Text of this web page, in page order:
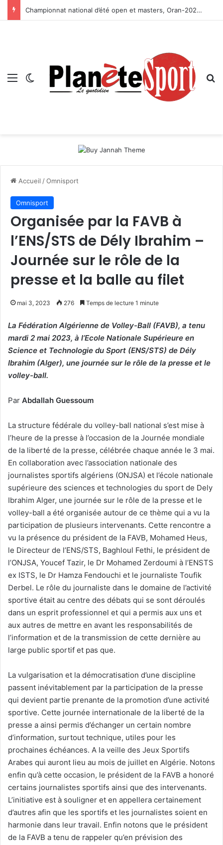
Championnat national d’été open et masters, Oran-2026 — Le CRB s’adjuge le titre
Menu Switch skin
Accueil /Omnisport
Omnisport
Organisée par la FAVB à
l’ENS/STS de Dély Ibrahim –
Journée sur le rôle de la
presse et la balle au filet
mai 3, 2023 276 Temps de lecture 1 minute
La Fédération Algérienne de Volley-Ball (FAVB), a tenu
mardi 2 mai 2023, à l’Ecole Nationale Supérieure en
Science et Technologie du Sport (ENS/STS) de Dély
Ibrahim (Alger), une journée sur le rôle de la presse et le
volley-ball.
Par Abdallah Guessoum
La structure fédérale du volley-ball national s’est mise à
l’heure de la presse à l’occasion de la Journée mondiale
de la liberté de la presse, célébrée chaque année le 3 mai.
En collaboration avec l’association nationale des
journalistes sportifs algériens (ONJSA) et l’école nationale
supérieure des sciences et technologies du sport de Dely
Ibrahim Alger, une journée sur le rôle de la presse et le
volley-ball a été organisée autour de ce thème qui a vu la
participation de plusieurs intervenants. Cette rencontre a
vu la présence du président de la FAVB, Mohamed Heus,
le Directeur de l’ENS/STS, Baghloul Fethi, le président de
l’ONJSA, Youcef Tazir, le Dr Mohamed Zerdoumi à l’ENSTS
ex ISTS, le Dr Hamza Fendouchi et le journaliste Toufik
Derbel. Le rôle du journaliste dans le domaine de l’activité
sportive était au centre des débats qui se sont déroulés
dans un esprit professionnel et qui a permis aux uns et
aux autres de mettre en avant les responsabilités de
l’information et de la transmission de cette dernière au
large public sportif et pas que.
La vulgarisation et la démocratisation d’une discipline
passent inévitablement par la participation de la presse
qui devient partie prenante de la promotion d’une activité
sportive. Cette journée internationale de la liberté de la
presse a ainsi permis d’échanger un certain nombre
d’information, surtout technique, utiles pour les
prochaines échéances. A la veille des Jeux Sportifs
Arabes qui auront lieu au mois de juillet en Algérie. Notons
enfin qu’à cette occasion, le président de la FAVB a honoré
certains journalistes sportifs ainsi que des intervenants.
L’initiative est à souligner et en appellera certainement
d’autres afin que les sportifs et les journalistes soient en
harmonie dans leur travail. Enfin notons que le président
de la FAVB a tenu de rappeler qu’en prévision des